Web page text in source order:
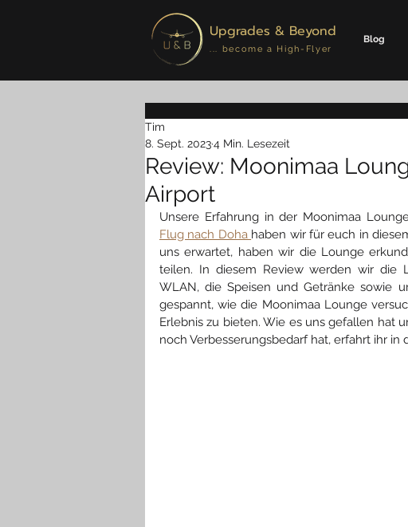
Upgrades & Beyond
... become a High-Flyer
Blog
Review: Moonimaa
Airport
Tim
8. Sept. 20234 Min. Lesezeit
Unsere Erfahrung in der Moonimaa
Flug nach Doha haben wir für euch in
uns erwartet, haben wir die Lounge
teilen. In diesem Review werden wir die
WLAN, die Speisen und Getränke sowie
gespannt, wie die Moonimaa Lounge
Erlebnis zu bieten. Wie es uns gefallen hat
noch Verbesserungsbedarf hat, erfahrt ihr in